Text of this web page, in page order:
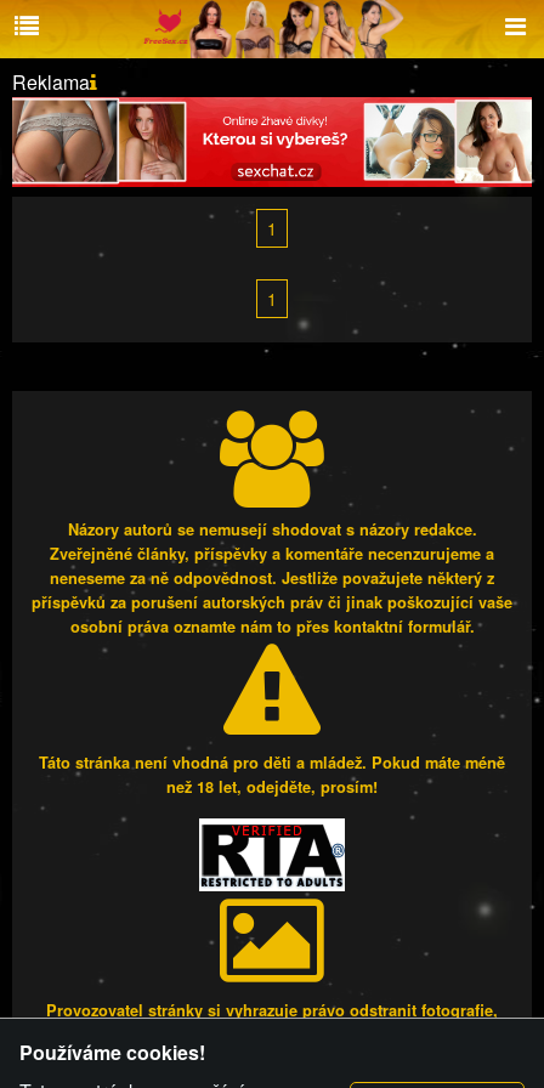
Reklama
1
1
Názory autorů se nemusejí shodovat s názory redakce.
Zveřejněné články, příspěvky a komentáře necenzurujeme a
neneseme za ně odpovědnost. Jestliže považujete některý z
příspěvků za porušení autorských práv či jinak poškozující vaše
osobní práva oznamte nám to přes kontaktní formulář.
Táto stránka není vhodná pro děti a mládež. Pokud máte méně
než 18 let, odejděte, prosím!
Provozovatel stránky si vyhrazuje právo odstranit fotografie,
stránky týče, ani osoba, která umístila fotografii nebo video na
stránku, nemůže z důvodu odstranění fotografie, videa nebo
Používáme cookies!